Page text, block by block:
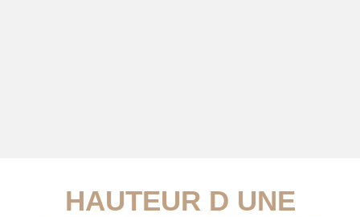
HAUTEUR D UNE